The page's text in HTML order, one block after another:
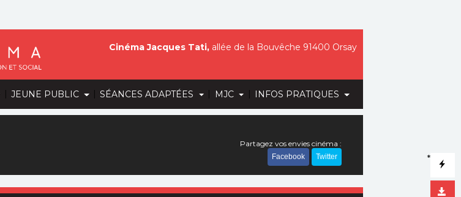
| JEUNE PUBLIC | SÉANCES ADAPTÉES | MJC | INFOS PRATIQUES
*
Cinéma Jacques Tati, allée de la Bouvêche 91400 Orsay
Partagez vos envies cinéma :
Facebook Twitter